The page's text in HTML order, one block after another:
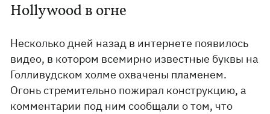
Hollywood в огне
Несколько дней назад в интернете появилось
видео, в котором всемирно известные буквы на
Голливудском холме охвачены пламенем.
Огонь стремительно пожирал конструкцию, а
комментарии под ним сообщали о том, что